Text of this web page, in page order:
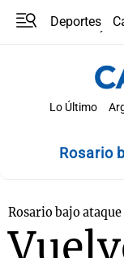
Deportes
Lo Último
Rosario
Rosario bajo